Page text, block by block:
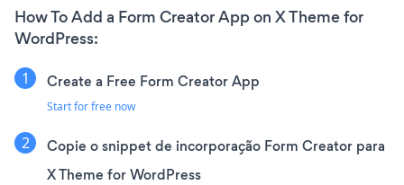
How To Add a Form Creator App on X Theme for
WordPress:
Create a Free Form Creator App
Start for free now
Copie o snippet de incorporação Form Creator para
X Theme for WordPress